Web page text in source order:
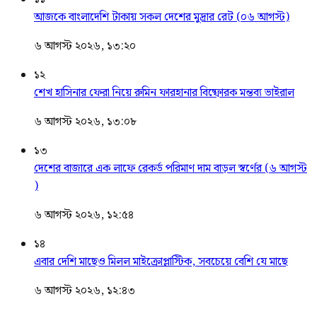
আজকে বাংলাদেশি টাকায় সকল দেশের মুদ্রার রেট (০৬ আগস্ট)
৬ আগস্ট ২০২৬, ১৩:২০
১২
শেখ হাসিনার ফেরা নিয়ে রুমিন ফারহানার বিষ্ফোরক মন্তব্য ভাইরাল
৬ আগস্ট ২০২৬, ১৩:০৮
১৩
দেশের বাজারে এক লাফে রেকর্ড পরিমাণ দাম বাড়ল স্বর্ণের (৬ আগস্ট
)
৬ আগস্ট ২০২৬, ১২:৫৪
১৪
এবার দেশি মাছেও মিলল মাইক্রোপ্লাস্টিক, সবচেয়ে বেশি যে মাছে
৬ আগস্ট ২০২৬, ১২:৪৩